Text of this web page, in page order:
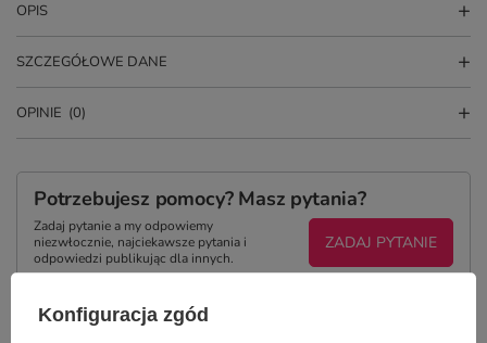
OPIS
SZCZEGÓŁOWE DANE
OPINIE (0)
Potrzebujesz pomocy? Masz pytania?
Zadaj pytanie a my odpowiemy
niezwłocznie, najciekawsze pytania i
odpowiedzi publikując dla innych.
ZADAJ PYTANIE
Konfiguracja zgód